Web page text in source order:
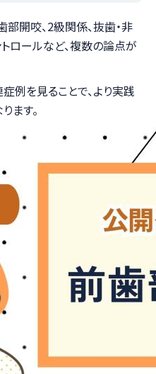
部開咬、2級関係、抜歯・非
ロールなど、複数の論点が
例を見ることで、より実践
ます。